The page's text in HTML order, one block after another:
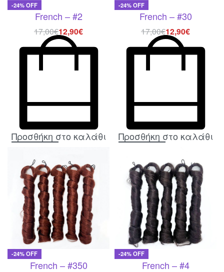
-24% OFF
French – #2
17,00€12,90€
Προσθήκη στο καλάθι
-24% OFF
French – #30
17,00€12,90€
Προσθήκη στο καλάθι
-24% OFF
French – #350
-24% OFF
French – #4